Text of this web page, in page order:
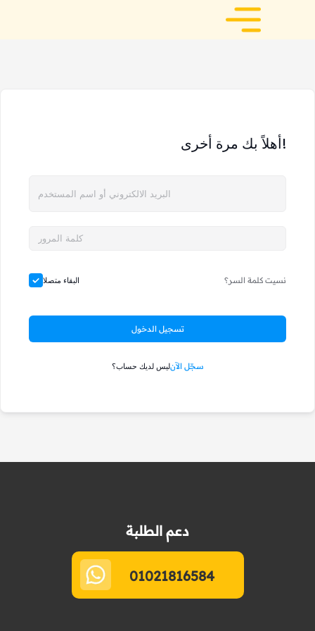
أهلاً بك مرة أخرى!
البقاء متصلا نسيت كلمة السر؟
تسجيل الدخول
ليس لديك حساب؟سجّل الآن
دعم الطلبة
01021816584